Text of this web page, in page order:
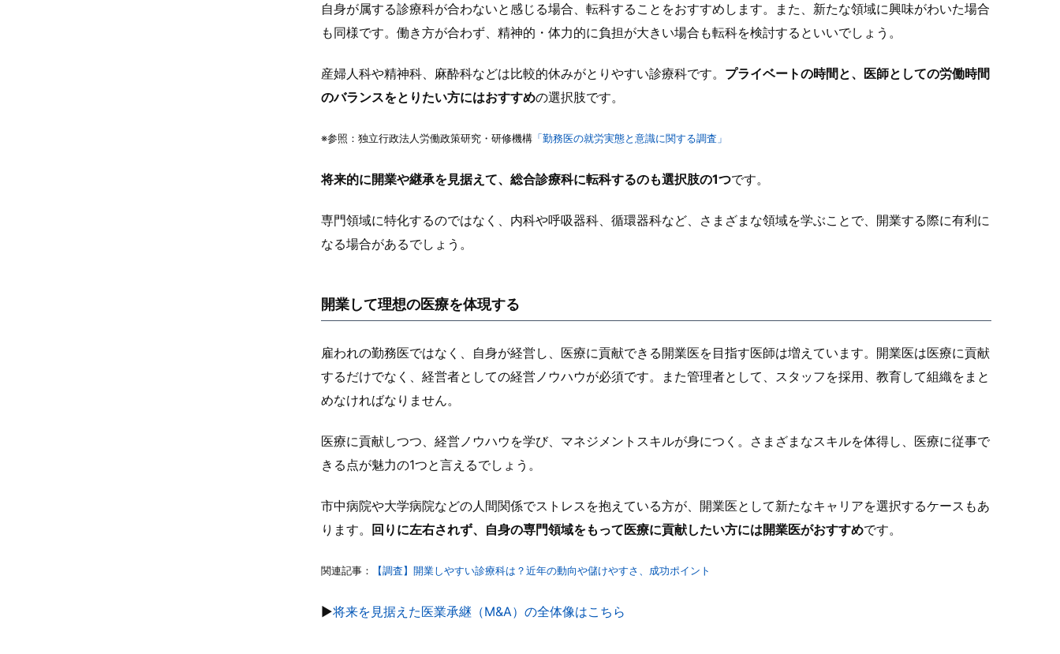
自身が属する診療科が合わないと感じる場合、転科することをおすすめします。また、新たな領域に興味がわいた場合
も同様です。働き方が合わず、精神的・体力的に負担が大きい場合も転科を検討するといいでしょう。
産婦人科や精神科、麻酔科などは比較的休みがとりやすい診療科です。 プライベートの時間と、医師としての労働時間
のバランスをとりたい方にはおすすめの選択肢です。
※参照：独立行政法人労働政策研究・研修機構 「勤務医の就労実態と意識に関する調査」
将来的に開業や継承を見据えて、総合診療科に転科するのも選択肢の1つです。
専門領域に特化するのではなく、内科や呼吸器科、循環器科など、さまざまな領域を学ぶことで、開業する際に有利に
なる場合があるでしょう。
開業して理想の医療を体現する
雇われの勤務医ではなく、自身が経営し、医療に貢献できる開業医を目指す医師は増えています。開業医は医療に貢献
するだけでなく、経営者としての経営ノウハウが必須です。また管理者として、スタッフを採用、教育して組織をまと
めなければなりません。
医療に貢献しつつ、経営ノウハウを学び、マネジメントスキルが身につく。さまざまなスキルを体得し、医療に従事で
きる点が魅力の1つと言えるでしょう。
市中病院や大学病院などの人間関係でストレスを抱えている方が、開業医として新たなキャリアを選択するケースもあ
ります。
回りに左右されず、自身の専門領域をもって医療に貢献したい方には開業医がおすすめです。
関連記事： 【調査】開業しやすい診療科は？近年の動向や儲けやすさ、成功ポイント
▶将来を見据えた医業承継（M&A）の全体像はこちら